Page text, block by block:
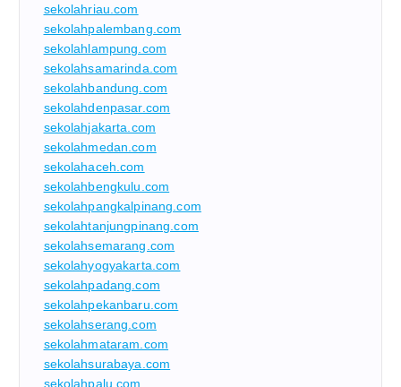
sekolahriau.com
sekolahpalembang.com
sekolahlampung.com
sekolahsamarinda.com
sekolahbandung.com
sekolahdenpasar.com
sekolahjakarta.com
sekolahmedan.com
sekolahaceh.com
sekolahbengkulu.com
sekolahpangkalpinang.com
sekolahtanjungpinang.com
sekolahsemarang.com
sekolahyogyakarta.com
sekolahpadang.com
sekolahpekanbaru.com
sekolahserang.com
sekolahmataram.com
sekolahsurabaya.com
sekolahpalu.com